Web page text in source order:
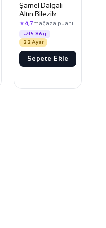
Şarnel Dalgalı
Altın Bilezik
★4,7mağaza puanı
15.86g
22 Ayar
Sepete Ekle